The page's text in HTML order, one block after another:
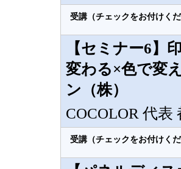
受講（チェックをお付けく
【セミナー6】
変わる×色で変
ン（株）
COCOLOR 代表
受講（チェックをお付けく